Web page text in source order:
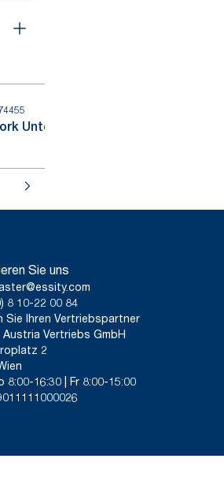
Untersetzer Sand
Sie uns
8 10-22 00 84
Sie Ihren Vertriebspartner
Vertriebs GmbH
2
8:00-16:30 | Fr 8:00-15:00